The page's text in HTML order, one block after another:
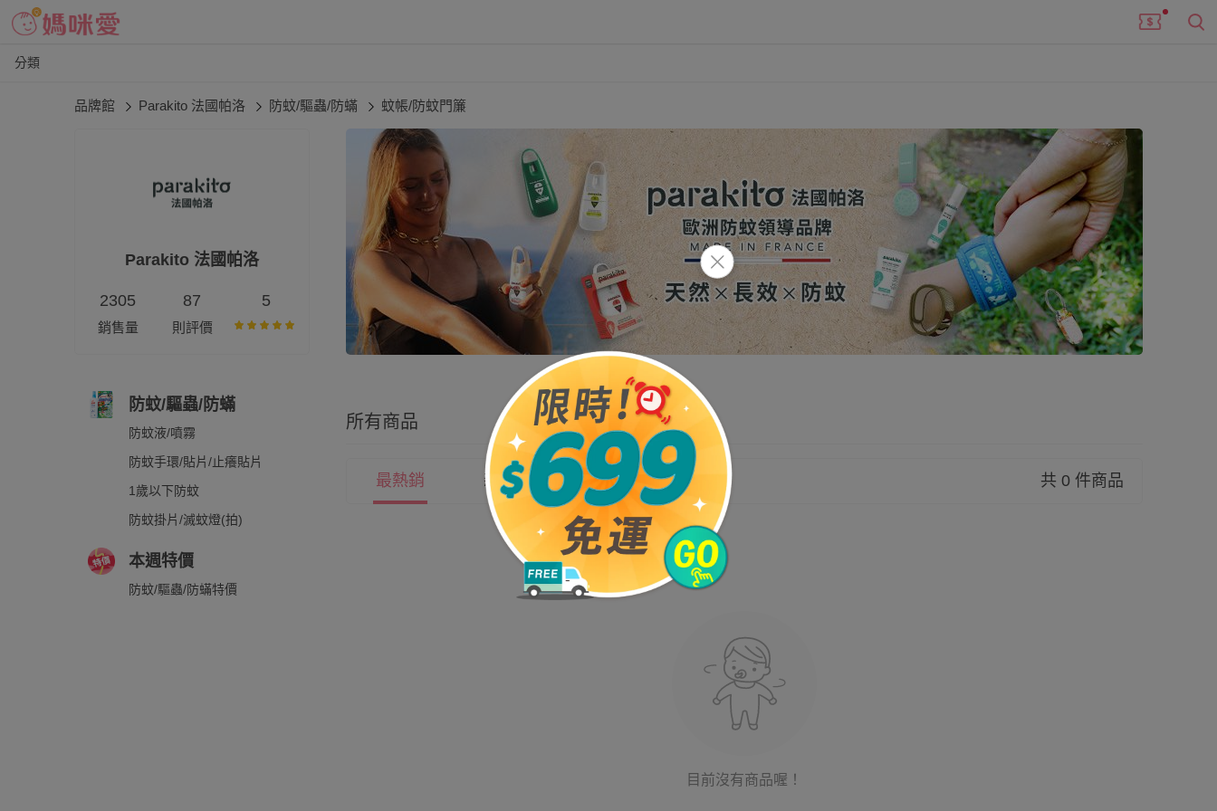
分類
品牌館 Parakito 法國帕洛 防蚊/驅蟲/防蟎 蚊帳/防蚊門簾
Parakito 法國帕洛
2305
銷售量
87
則評價
5
防蚊/驅蟲/防蟎
防蚊液/噴霧
防蚊手環/貼片/止癢貼片
1歲以下防蚊
防蚊掛片/滅蚊燈(拍)
本週特價
防蚊/驅蟲/防蟎特價
所有商品
最熱銷 新上市 價格 共 0 件商品
目前沒有商品喔！